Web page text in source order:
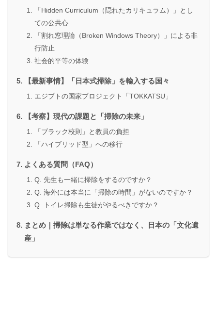
「Hidden Curriculum（隠れたカリキュラム）」とし
ての公共心
「割れ窓理論（Broken Windows Theory）」による非
行防止
社会的平等の体験
【最新事情】「日本式掃除」を輸入する国々
エジプトの国家プロジェクト「TOKKATSU」
【考察】現代の課題と「掃除の未来」
「ブラック校則」と教員の負担
「ハイブリッド型」への移行
よくある質問（FAQ）
Q. 先生も一緒に掃除をするのですか？
Q. 海外には本当に「掃除の時間」がないのですか？
Q. トイレ掃除も生徒がやるべきですか？
まとめ｜掃除は単なる作業ではなく、日本の「文化遺
産」